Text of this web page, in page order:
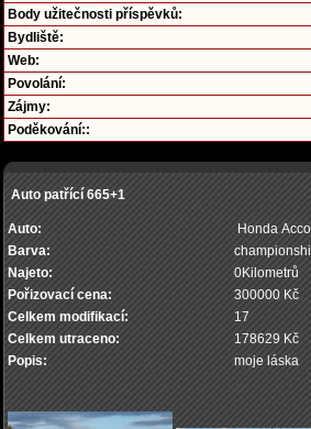
Body užitečnosti příspěvků:
Bydliště:
Web:
Povolání:
Zájmy:
Poděkování::
Auto patřící 665+1
Auto:
Honda
Barva:
Najeto:
0Kilometrů
Pořizovací cena:
300000 Kč
Celkem modifikací:
17
Celkem utraceno:
178629 Kč
Popis:
moje láska